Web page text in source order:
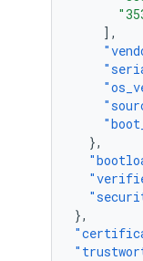
],
},
},